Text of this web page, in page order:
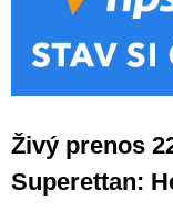
Živý prenos
Superettan: